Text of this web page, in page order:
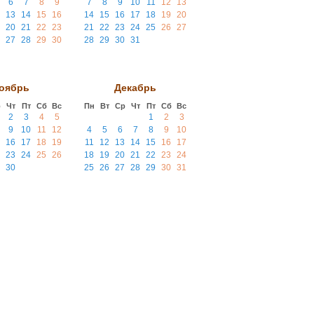
6 7 8
9
13
14 15
16
20 21 22
23
27
28 29 30
7 8 9 10 11 12
13
14
15 16 17 18 19
20
21
22 23 24 25 26
27
28 29 30 31
Чт Пт Сб Вс
2 3 4
5
9
10 11
12
16
17 18
19
23
24 25
26
30
Декабрь
Пн Вт Ср Чт Пт Сб Вс
1 2
3
4
5 6 7 8 9
10
11
12 13 14 15 16
17
18
19 20 21 22 23
24
25
26 27 28 29 30 31